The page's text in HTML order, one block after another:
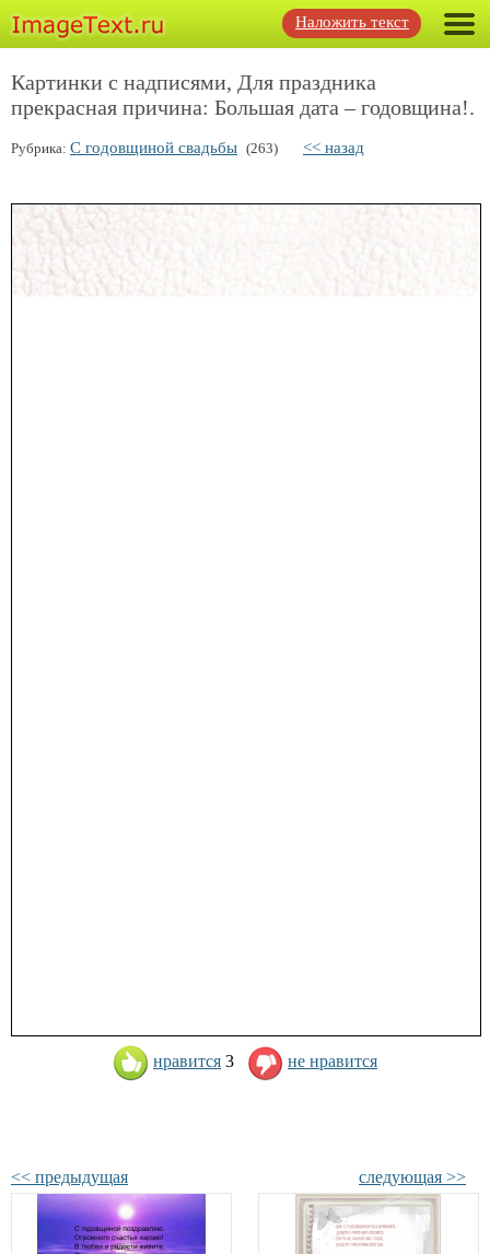
Наложить текст
Картинки с надписями, Для праздника
прекрасная причина: Большая дата – годовщина!.
Рубрика: С годовщиной свадьбы (263) << назад
нравится 3 не нравится
<< предыдущая следующая >>